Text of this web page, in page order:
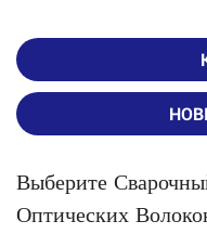
Выберите
Оптических